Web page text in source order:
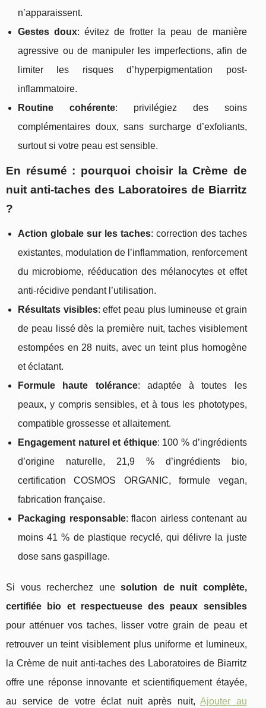
n’apparaissent.
Gestes doux: évitez de frotter la peau de manière
agressive ou de manipuler les imperfections, afin de
limiter les risques d’hyperpigmentation post-
inflammatoire.
Routine cohérente: privilégiez des soins
complémentaires doux, sans surcharge d’exfoliants,
surtout si votre peau est sensible.
En résumé : pourquoi choisir la Crème de
nuit anti-taches des Laboratoires de Biarritz
?
Action globale sur les taches: correction des taches
existantes, modulation de l’inflammation, renforcement
du microbiome, rééducation des mélanocytes et effet
anti-récidive pendant l’utilisation.
Résultats visibles: effet peau plus lumineuse et grain
de peau lissé dès la première nuit, taches visiblement
estompées en 28 nuits, avec un teint plus homogène
et éclatant.
Formule haute tolérance: adaptée à toutes les
peaux, y compris sensibles, et à tous les phototypes,
compatible grossesse et allaitement.
Engagement naturel et éthique: 100 % d’ingrédients
d’origine naturelle, 21,9 % d’ingrédients bio,
certification COSMOS ORGANIC, formule vegan,
fabrication française.
Packaging responsable: flacon airless contenant au
moins 41 % de plastique recyclé, qui délivre la juste
dose sans gaspillage.
Si vous recherchez unesolution de nuit complète,
certifiée bio et respectueuse des peaux sensibles
pour atténuer vos taches, lisser votre grain de peau et
retrouver un teint visiblement plus uniforme et lumineux,
la Crème de nuit anti-taches des Laboratoires de Biarritz
offre une réponse innovante et scientifiquement étayée,
au service de votre éclat nuit après nuit,Ajouter au